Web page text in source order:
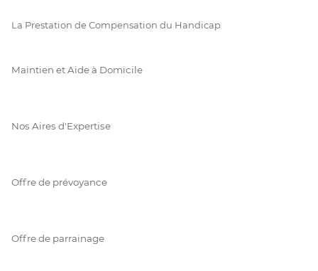
La Prestation de Compensation du Handicap
Maintien et Aide à Domicile
Nos Aires d'Expertise
Offre de prévoyance
Offre de parrainage